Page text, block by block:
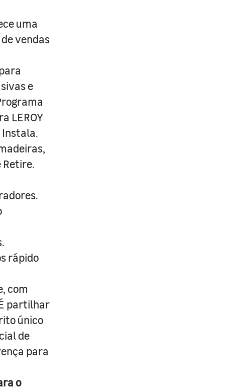
uma
vendas
e
LEROY
Instala.
Retire.
rápido
com
partilhar
único
de
para
o